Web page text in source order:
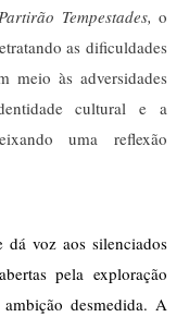
Tempestades, o
as dificuldades
meio às adversidades
cultural e a
uma reflexão
dá voz aos silenciados
pela exploração
desmedida. A